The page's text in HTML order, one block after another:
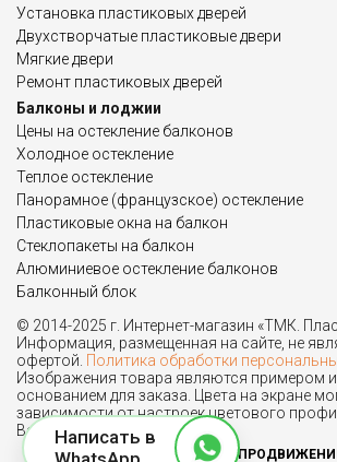
Установка пластиковых дверей
Двухстворчатые пластиковые двери
Мягкие двери
Ремонт пластиковых дверей
Балконы и лоджии
Цены на остекление балконов
Холодное остекление
Теплое остекление
Панорамное (французское) остекление
Пластиковые окна на балкон
Стеклопакеты на балкон
Алюминиевое остекление балконов
Балконный блок
© 2014-2025 г. Интернет-магазин «ТМК.
Информация, размещенная на сайте, не
офертой. Политика обработки
Изображения товара являются примером
основанием для заказа. Цвета на экране
зависимости от настроек цветового
Вашего монитора.
Написать в